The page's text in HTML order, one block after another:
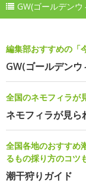
GW(ゴールデン
編集部おすすめの「
GW(ゴールデン
全国のネモフィラが
ネモフィラが見ら
全国各地のおすすめ
るもの採り方のコツ
潮干狩りガイド